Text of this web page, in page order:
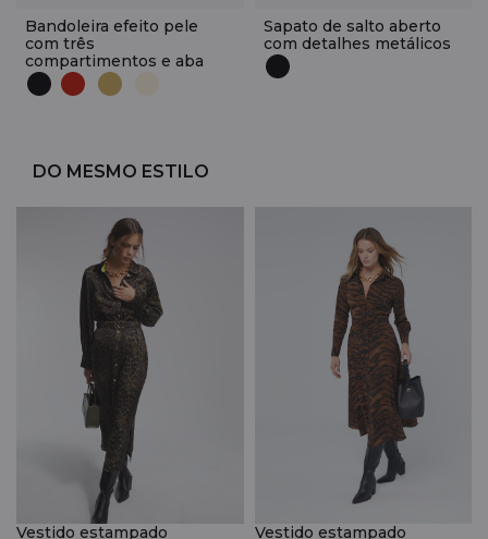
Bandoleira efeito pele
com três
compartimentos e aba
Sapato de salto aberto
com detalhes metálicos
DO MESMO ESTILO
Vestido estampado Vestido estampado